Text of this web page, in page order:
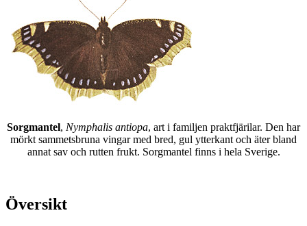
Sorgmantel, Nymphalis antiopa, art i familjen praktfjärilar. Den har
mörkt sammetsbruna vingar med bred, gul ytterkant och äter bland
annat sav och rutten frukt. Sorgmantel finns i hela Sverige.
Översikt